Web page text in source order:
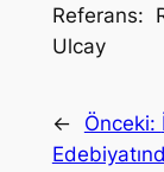
Referans:
Ulcay
← Önceki: